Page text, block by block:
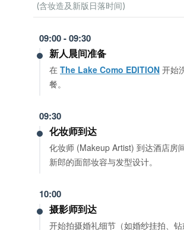
(含妆造及新版日落时间)
09:00 - 09:30
新人晨间准备
在 The Lake Como EDITION 开始
餐。
09:30
化妆师到达
化妆师 (Makeup Artist) 到达酒店房
新郎的面部妆容与发型设计。
10:00
摄影师到达
开始拍摄婚礼细节（如婚纱挂拍、